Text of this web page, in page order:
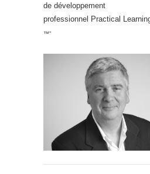
de développement
professionnel Practical
™"